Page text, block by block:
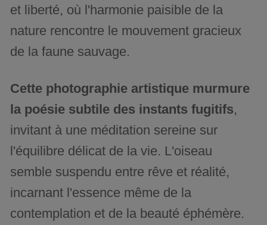
et liberté, où l'harmonie paisible de la
nature rencontre le mouvement gracieux
de la faune sauvage.
Cette photographie artistique murmure
la poésie subtile des instants fugitifs,
invitant à une méditation sereine sur
l'équilibre délicat de la vie. L'oiseau
semble suspendu entre rêve et réalité,
incarnant l'essence même de la
contemplation et de la beauté éphémère.